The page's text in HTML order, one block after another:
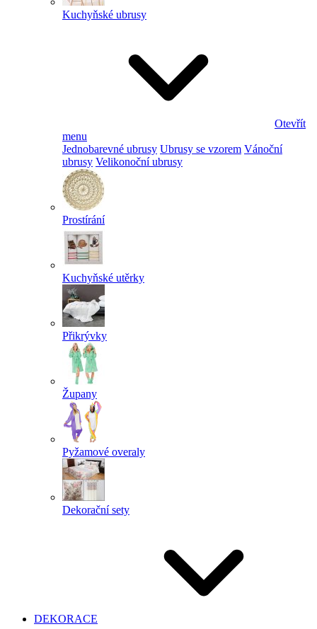
Kuchyňské ubrusy
Otevřít
menu
Jednobarevné ubrusy Ubrusy se vzorem Vánoční
ubrusy Velikonoční ubrusy
Prostírání
Kuchyňské utěrky
Přikrývky
Župany
Pyžamové overaly
Dekorační sety
DEKORACE